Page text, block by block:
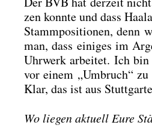
zen konn­te und dass
Stamm­po­si­tio­nen, denn
man, dass eini­ges im
Uhr­werk arbei­tet. Ich bin
vor einem „Umbruch“
Klar, das ist aus
Wo lie­gen aktu­ell Eure